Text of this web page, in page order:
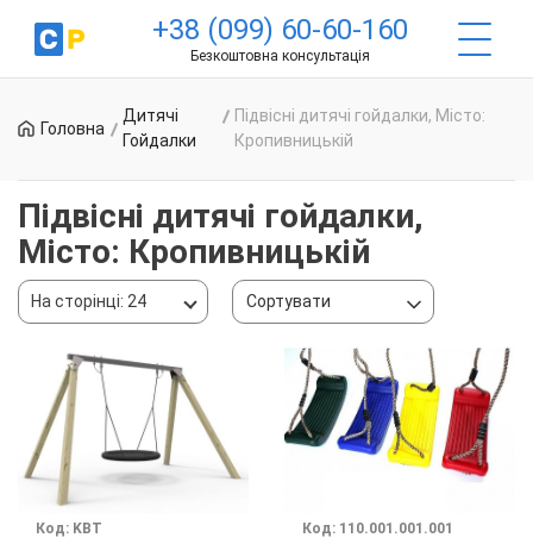
+38 (099) 60-60-160
Безкоштовна консультація
Головна
Дитячі
Гойдалки
Підвісні дитячі гойдалки, Місто:
Кропивницькій
Підвісні дитячі гойдалки,
Місто: Кропивницькій
На сторінці: 24 Сортувати
Код: KBT Код: 110.001.001.001